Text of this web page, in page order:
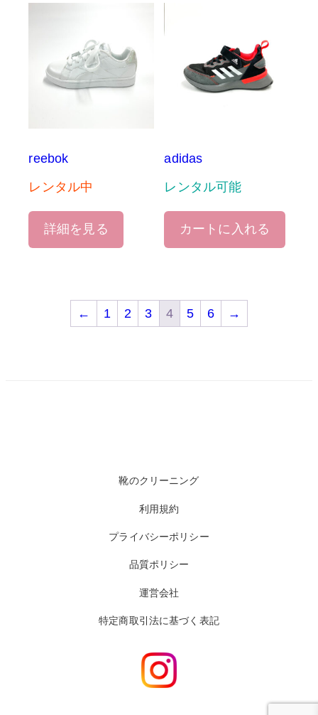
reebok
レンタル中
詳細を見る
adidas
レンタル可能
カートに入れる
← 1 2 3 4 5 6 →
靴のクリーニング
利用規約
プライバシーポリシー
品質ポリシー
運営会社
特定商取引法に基づく表記